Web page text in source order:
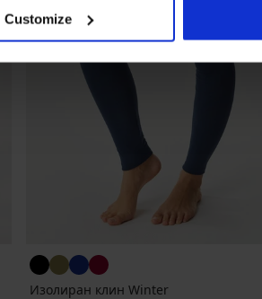
Customize
Изолиран клин Winter